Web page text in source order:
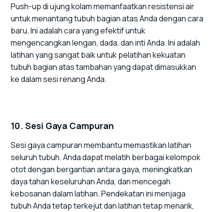
Push-up di ujung kolam memanfaatkan resistensi air
untuk menantang tubuh bagian atas Anda dengan cara
baru. Ini adalah cara yang efektif untuk
mengencangkan lengan, dada, dan inti Anda. Ini adalah
latihan yang sangat baik untuk pelatihan kekuatan
tubuh bagian atas tambahan yang dapat dimasukkan
ke dalam sesi renang Anda.
10. Sesi Gaya Campuran
Sesi gaya campuran membantu memastikan latihan
seluruh tubuh. Anda dapat melatih berbagai kelompok
otot dengan bergantian antara gaya, meningkatkan
daya tahan keseluruhan Anda, dan mencegah
kebosanan dalam latihan. Pendekatan ini menjaga
tubuh Anda tetap terkejut dan latihan tetap menarik,